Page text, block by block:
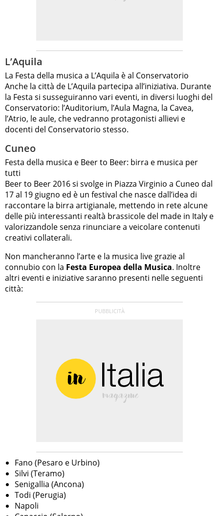
L’Aquila
La Festa della musica a L’Aquila è al Conservatorio
Anche la città de L’Aquila partecipa all’iniziativa. Durante
la Festa si susseguiranno vari eventi, in diversi luoghi del
Conservatorio: l’Auditorium, l’Aula Magna, la Cavea,
l’Atrio, le aule, che vedranno protagonisti allievi e
docenti del Conservatorio stesso.
Cuneo
Festa della musica e Beer to Beer: birra e musica per
tutti
Beer to Beer 2016 si svolge in Piazza Virginio a Cuneo dal
17 al 19 giugno ed è un festival che nasce dall’idea di
raccontare la birra artigianale, mettendo in rete alcune
delle più interessanti realtà brassicole del made in Italy e
valorizzandole senza rinunciare a veicolare contenuti
creativi collaterali.
Non mancheranno l’arte e la musica live grazie al
connubio con la Festa Europea della Musica. Inoltre
altri eventi e iniziative saranno presenti nelle seguenti
città:
Fano (Pesaro e Urbino)
Silvi (Teramo)
Senigallia (Ancona)
Todi (Perugia)
Napoli